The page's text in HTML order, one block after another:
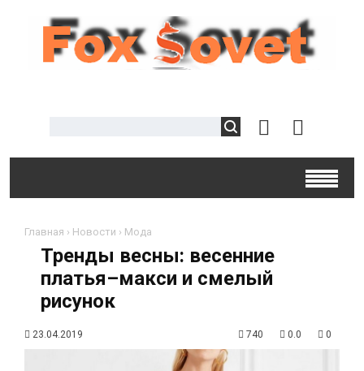
Главная › Новости › Мода
Тренды весны: весенние
платья–макси и смелый
рисунок
23.04.2019 740 0.0 0